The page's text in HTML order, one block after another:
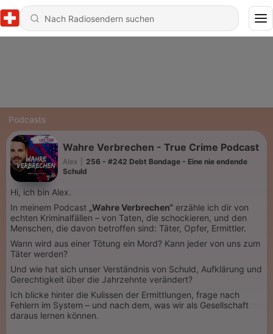
Podcasts
Wahre Verbrechen - True Crime Podcast
Alex
256 - #242 Debt Bondage - Eine nie endende
Schuld
Hi, ich bin Alex.
In meinem Podcast „Wahre Verbrechen“ erzähle ich dir von
echten Kriminalfällen – von Taten, die schockieren, und den
Menschen, die davon betroffen sind: Täter, Opfer, Ermittler.
Wann wird aus einer Tötung ein Mord? Kann jeder von uns zum
Täter werden?
Und wie hat sich unser Verständnis von Schuld, Aufklärung und
Gerechtigkeit über die Jahrzehnte verändert?
Ich blicke hinter die Kulissen der Ermittlungen, frage nach
Fehlern im System – und nach dem, was wir als Gesellschaft
daraus lernen können.